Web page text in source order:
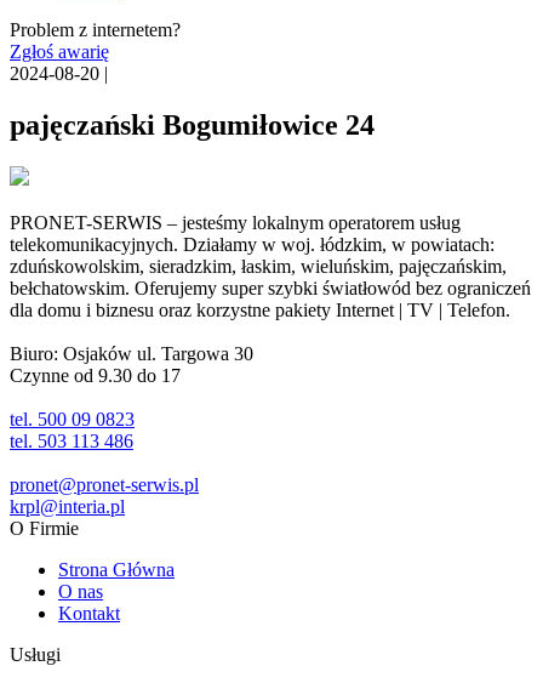
Problem z internetem?
Zgłoś awarię
2024-08-20 |
pajęczański Bogumiłowice 24
PRONET-SERWIS – jesteśmy lokalnym operatorem usług
telekomunikacyjnych. Działamy w woj. łódzkim, w powiatach:
zduńskowolskim, sieradzkim, łaskim, wieluńskim, pajęczańskim,
bełchatowskim. Oferujemy super szybki światłowód bez ograniczeń
dla domu i biznesu oraz korzystne pakiety Internet | TV | Telefon.
Biuro: Osjaków ul. Targowa 30
Czynne od 9.30 do 17
tel. 500 09 0823
tel. 503 113 486
pronet@pronet-serwis.pl
krpl@interia.pl
O Firmie
Strona Główna
O nas
Kontakt
Usługi